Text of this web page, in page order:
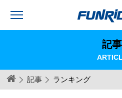
記事
記事 ランキング